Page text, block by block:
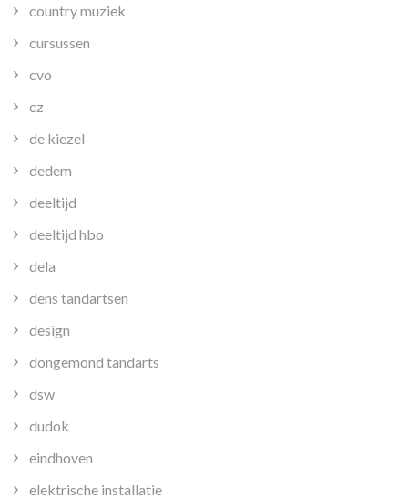
country muziek
cursussen
cvo
cz
de kiezel
dedem
deeltijd
deeltijd hbo
dela
dens tandartsen
design
dongemond tandarts
dsw
dudok
eindhoven
elektrische installatie